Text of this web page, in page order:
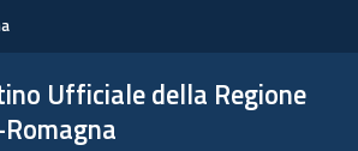
Ufficiale della Regione